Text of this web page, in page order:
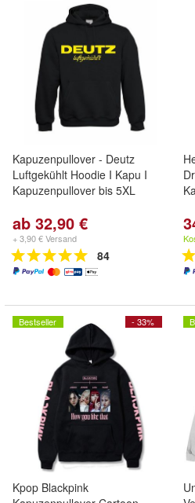
Kapuzenpullover - Deutz
Luftgekühlt Hoodie I Kapu I
Kapuzenpullover bis 5XL
ab 32,90 €
+ 3,90 € Versand
84
- 33%
Bestseller
Kpop Blackpink